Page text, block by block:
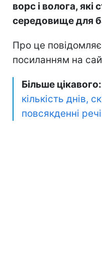
ворс і волога,
середовище для
Про це повідомляє
посиланням на
Більше цікавого:
кількість днів,
повсякденні речі